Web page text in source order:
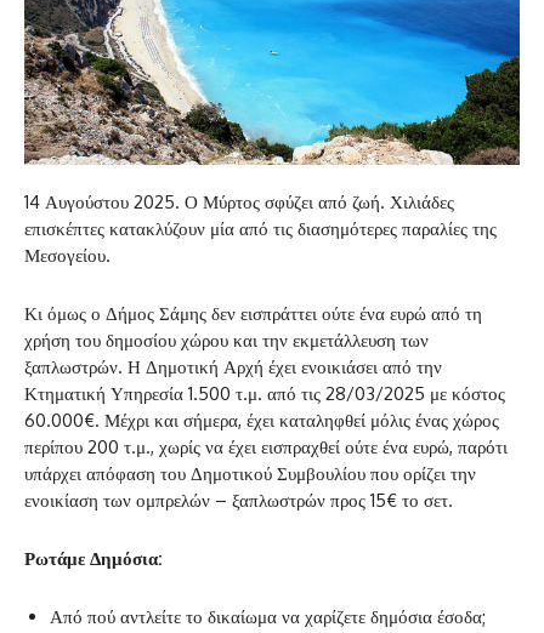
14 Αυγούστου 2025. Ο Μύρτος σφύζει από ζωή. Χιλιάδες
επισκέπτες κατακλύζουν μία από τις διασημότερες παραλίες της
Μεσογείου.
Κι όμως ο Δήμος Σάμης δεν εισπράττει ούτε ένα ευρώ από τη
χρήση του δημοσίου χώρου και την εκμετάλλευση των
ξαπλωστρών. Η Δημοτική Αρχή έχει ενοικιάσει από την
Κτηματική Υπηρεσία 1.500 τ.μ. από τις 28/03/2025 με κόστος
60.000€. Μέχρι και σήμερα, έχει καταληφθεί μόλις ένας χώρος
περίπου 200 τ.μ., χωρίς να έχει εισπραχθεί ούτε ένα ευρώ, παρότι
υπάρχει απόφαση του Δημοτικού Συμβουλίου που ορίζει την
ενοικίαση των ομπρελών – ξαπλωστρών προς 15€ το σετ.
Ρωτάμε Δημόσια:
Από πού αντλείτε το δικαίωμα να χαρίζετε δημόσια έσοδα;